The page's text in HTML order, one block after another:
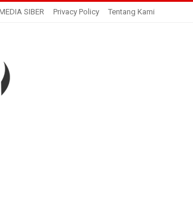
SIBER Privacy Policy Tentang Kami